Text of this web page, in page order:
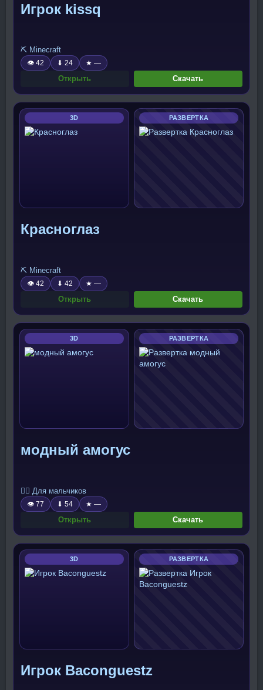
Игрок kissq
⛏️ Minecraft
👁 42 ⬇ 24 ★ —
Открыть Скачать
3D РАЗВЕРТКА
Красноглаз
⛏️ Minecraft
👁 42 ⬇ 42 ★ —
Открыть Скачать
3D РАЗВЕРТКА
модный амогус
🧍‍♂️ Для мальчиков
👁 77 ⬇ 54 ★ —
Открыть Скачать
3D РАЗВЕРТКА
Игрок Baconguestz